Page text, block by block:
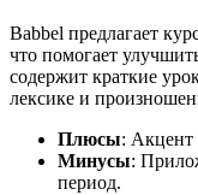
Babbel предлагает
что помогает
содержит краткие
лексике и
Плюсы: Акцент
Минусы:
период.